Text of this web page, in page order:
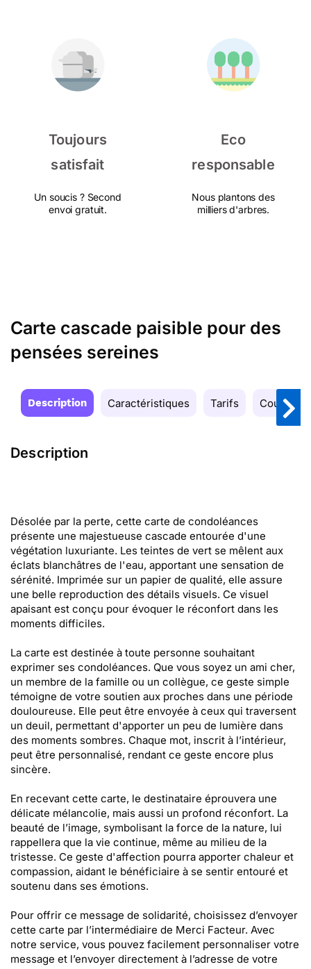
Toujours
satisfait
Un soucis ? Second
envoi gratuit.
Eco
responsable
Nous plantons des
milliers d'arbres.
Carte cascade paisible pour des
pensées sereines
Description Caractéristiques Tarifs Couleurs
Description
Désolée par la perte, cette carte de condoléances
présente une majestueuse cascade entourée d'une
végétation luxuriante. Les teintes de vert se mêlent aux
éclats blanchâtres de l'eau, apportant une sensation de
sérénité. Imprimée sur un papier de qualité, elle assure
une belle reproduction des détails visuels. Ce visuel
apaisant est conçu pour évoquer le réconfort dans les
moments difficiles.
La carte est destinée à toute personne souhaitant
exprimer ses condoléances. Que vous soyez un ami cher,
un membre de la famille ou un collègue, ce geste simple
témoigne de votre soutien aux proches dans une période
douloureuse. Elle peut être envoyée à ceux qui traversent
un deuil, permettant d'apporter un peu de lumière dans
des moments sombres. Chaque mot, inscrit à l’intérieur,
peut être personnalisé, rendant ce geste encore plus
sincère.
En recevant cette carte, le destinataire éprouvera une
délicate mélancolie, mais aussi un profond réconfort. La
beauté de l’image, symbolisant la force de la nature, lui
rappellera que la vie continue, même au milieu de la
tristesse. Ce geste d'affection pourra apporter chaleur et
compassion, aidant le bénéficiaire à se sentir entouré et
soutenu dans ses émotions.
Pour offrir ce message de solidarité, choisissez d’envoyer
cette carte par l’intermédiaire de Merci Facteur. Avec
notre service, vous pouvez facilement personnaliser votre
message et l’envoyer directement à l’adresse de votre